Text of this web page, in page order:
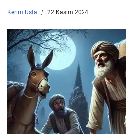
Kerim Usta 22 Kasım 2024